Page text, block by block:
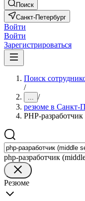
Поиск
Санкт-Петербург
Войти
Войти
Зарегистрироваться
Поиск
/
... /
резюме в Санкт-
PHP-
php-разработчик
Резюме